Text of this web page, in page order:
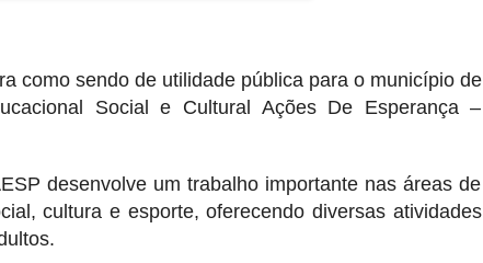
como sendo de utilidade pública para o município de
Social e Cultural Ações De Esperança –
desenvolve um trabalho importante nas áreas de
cultura e esporte, oferecendo diversas atividades